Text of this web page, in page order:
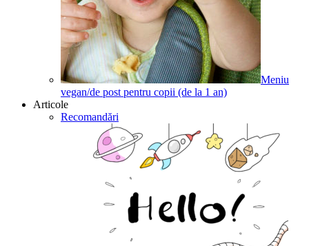
Meniu
vegan/de post pentru copii (de la 1 an)
Articole
Recomandări